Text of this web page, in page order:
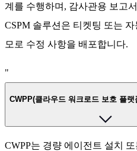
계를 수행하며, 감사관용 보고
CSPM 솔루션은 티켓팅 또는
모로 수정 사항을 배포합니다.
"
CWPP(클라우드 워크로드 보호 플
CWPP는 경량 에이전트 설치